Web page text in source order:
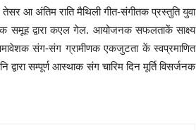
आ अंतिम राति मैथिली गीत-संगीतक प्रस्तुति युवा
समूह द्वारा कएल गेल. आयोजनक सफलताकें साक्ष्य
संग-संग ग्रामीणक एकजुटता कें स्वप्रमाणित
सम्पूर्ण आस्थाक संग चारिम दिन मूर्ति विसर्जनक